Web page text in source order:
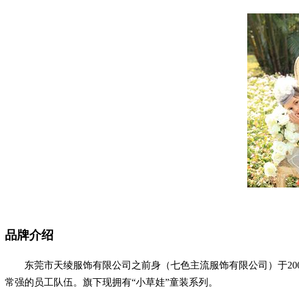
品牌介绍
东莞市天绫服饰有限公司之前身（七色主流服饰有限公司）于
常强的员工队伍。旗下现拥有“小草娃”童装系列。